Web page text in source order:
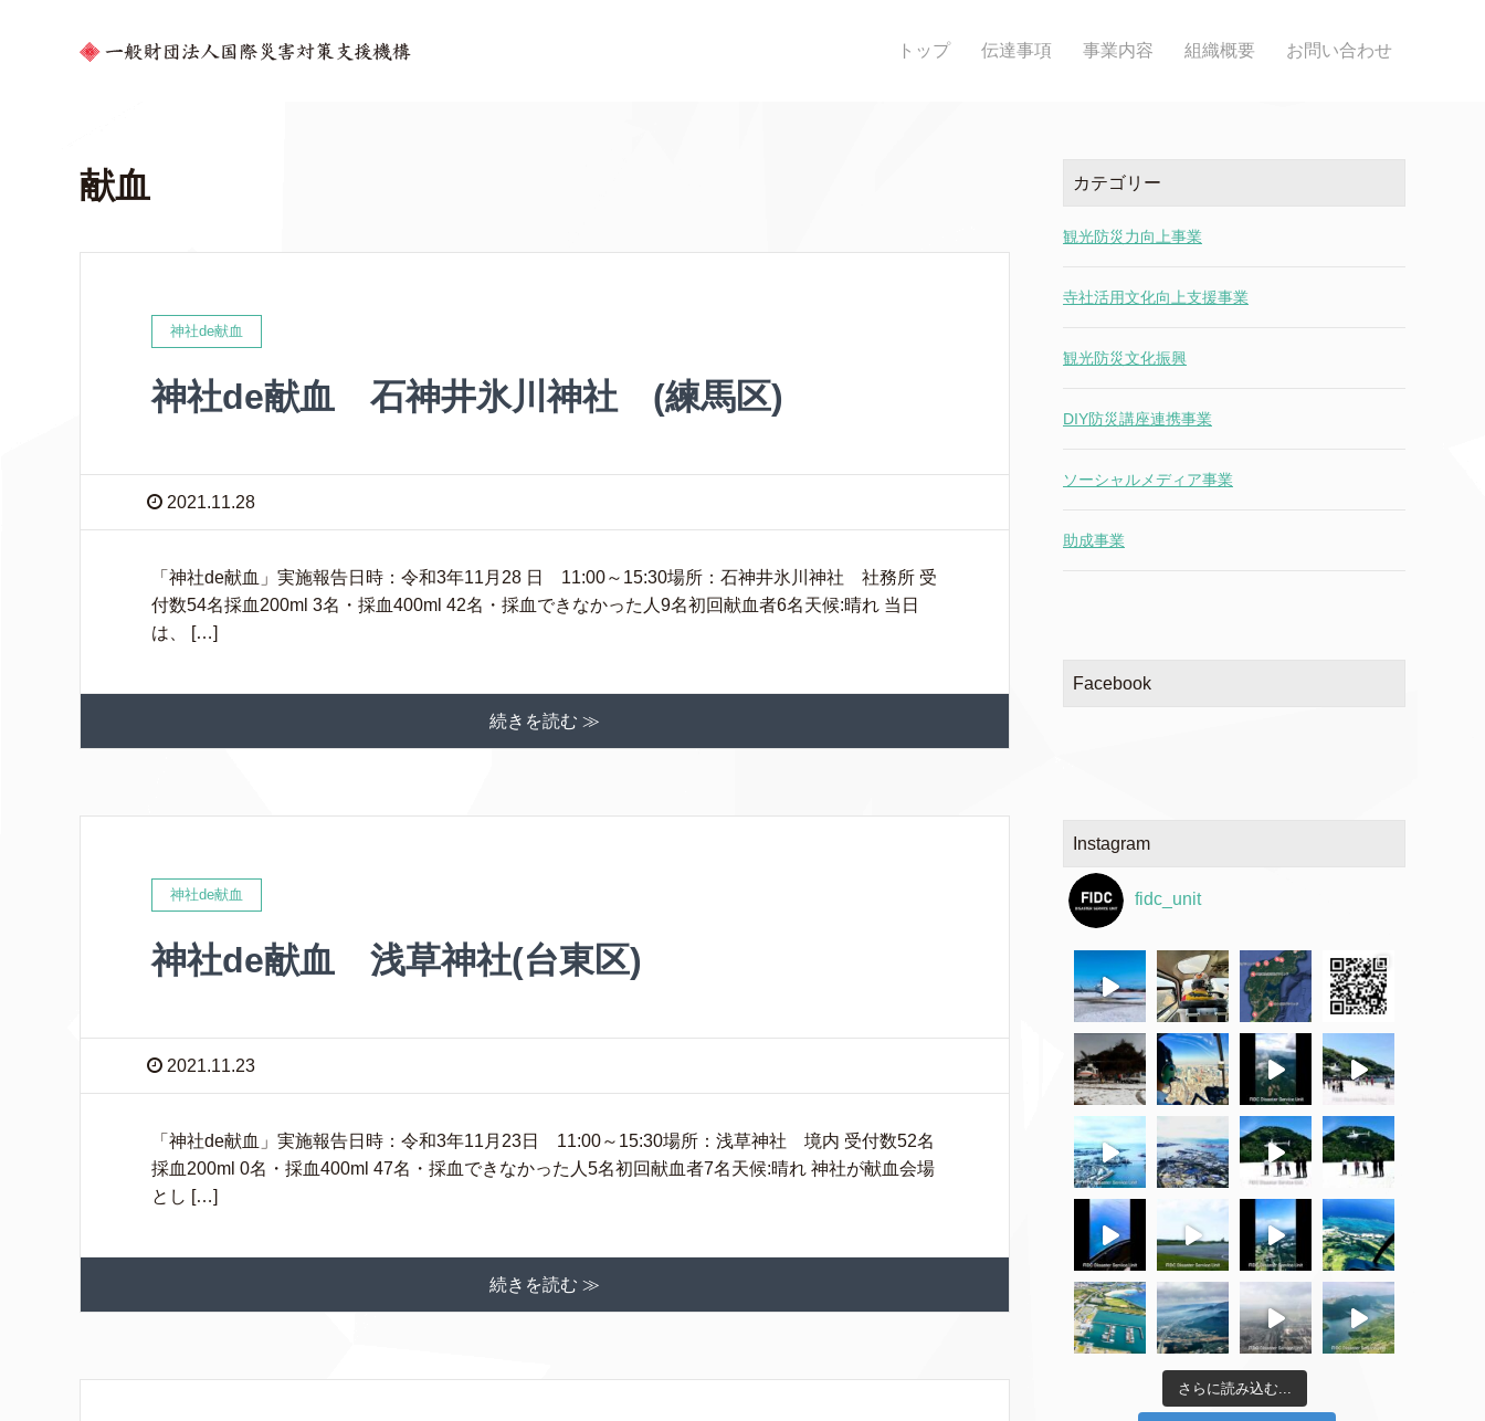
トップ 伝達事項 事業内容 組織概要 お問い合わせ
献血
神社de献血
神社de献血 石神井氷川神社 (練馬区)
2021.11.28
「神社de献血」実施報告日時：令和3年11月28 日 11:00～15:30場所：石神井氷川神社 社務所 受
付数54名採血200ml 3名・採血400ml 42名・採血できなかった人9名初回献血者6名天候:晴れ 当日
は、 […]
続きを読む ≫
神社de献血
神社de献血 浅草神社(台東区)
2021.11.23
「神社de献血」実施報告日時：令和3年11月23日 11:00～15:30場所：浅草神社 境内 受付数52名
採血200ml 0名・採血400ml 47名・採血できなかった人5名初回献血者7名天候:晴れ 神社が献血会場
とし […]
続きを読む ≫
カテゴリー
観光防災力向上事業
寺社活用文化向上支援事業
観光防災文化振興
DIY防災講座連携事業
ソーシャルメディア事業
助成事業
Facebook
Instagram
fidc_unit
さらに読み込む...